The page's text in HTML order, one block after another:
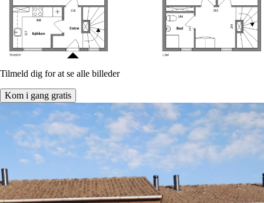
Tilmeld dig for at se alle billeder
Kom i gang gratis